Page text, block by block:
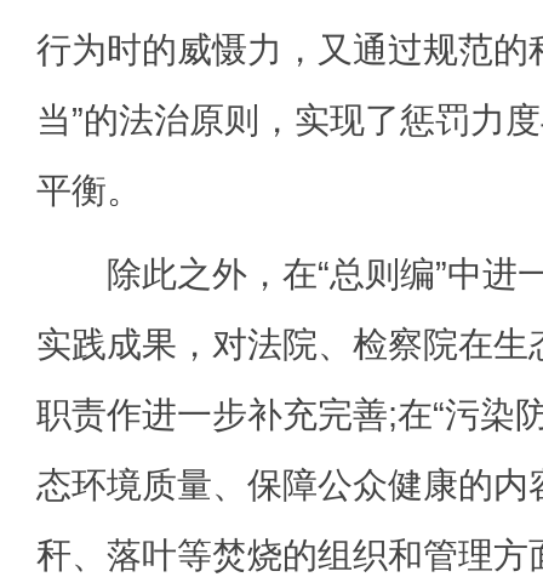
行为时的威慑力，又通过规范的
当”的法治原则，实现了惩罚力
平衡。
除此之外，在“总则编”中进
实践成果，对法院、检察院在
职责作进一步补充完善;在“污染
态环境质量、保障公众健康的内
秆、落叶等焚烧的组织和管理方